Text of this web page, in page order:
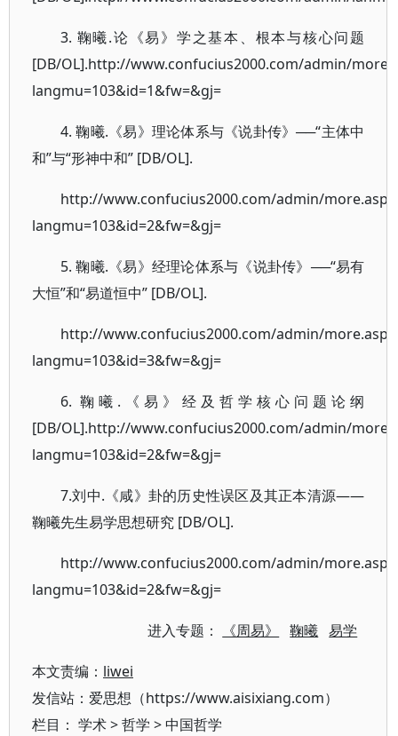
3. 鞠曦.论《易》学之基本、根本与核心问题
[DB/OL].http://www.confucius2000.com/admin/
langmu=103&id=1&fw=&gj=
4. 鞠曦.《易》理论体系与《说卦传》──“主体中
和”与“形神中和” [DB/OL].
http://www.confucius2000.com/admin/more.asp?
langmu=103&id=2&fw=&gj=
5. 鞠曦.《易》经理论体系与《说卦传》──“易有
大恒”和“易道恒中” [DB/OL].
http://www.confucius2000.com/admin/more.asp?
langmu=103&id=3&fw=&gj=
6. 鞠曦.《易》经及哲学核心问题论纲
[DB/OL].http://www.confucius2000.com/admin/
langmu=103&id=2&fw=&gj=
7.刘中.《咸》卦的历史性误区及其正本清源——
鞠曦先生易学思想研究 [DB/OL].
http://www.confucius2000.com/admin/more.asp?
langmu=103&id=2&fw=&gj=
进入专题： 《周易》 鞠曦 易学
本文责编： liwei
发信站：爱思想（https://www.aisixiang.com）
栏目： 学术>哲学 >中国哲学